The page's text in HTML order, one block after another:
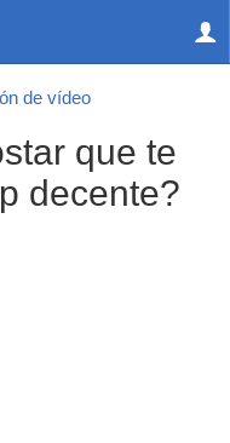
de vídeo
que te
decente?